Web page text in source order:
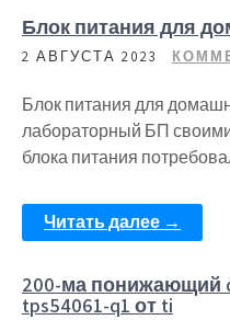
Блок питания для
2 АВГУСТА 2023
Блок питания для
лабораторный БП
блока питания
Читать далее →
200-ма понижающий
tps54061-q1 от ti